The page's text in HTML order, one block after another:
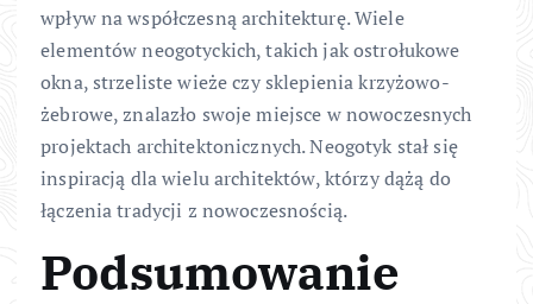
wpływ na współczesną architekturę. Wiele
elementów neogotyckich, takich jak ostrołukowe
okna, strzeliste wieże czy sklepienia krzyżowo-
żebrowe, znalazło swoje miejsce w nowoczesnych
projektach architektonicznych. Neogotyk stał się
inspiracją dla wielu architektów, którzy dążą do
łączenia tradycji z nowoczesnością.
Podsumowanie